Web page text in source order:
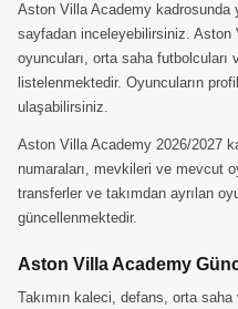
Aston Villa Academy kadrosunda
sayfadan inceleyebilirsiniz.
oyuncuları, orta saha
listelenmektedir. Oyuncuların
ulaşabilirsiniz.
Aston Villa Academy 2026/2027
numaraları, mevkileri ve mevcut
transferler ve takımdan ayrılan
güncellenmektedir.
Aston Villa Academy
Takımın kaleci, defans, orta